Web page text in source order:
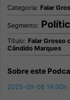
Categoria: Falar
Segmento:
Título: Falar Grosso
Cândido Marques
Sobre este
2025-09-06 14:00h